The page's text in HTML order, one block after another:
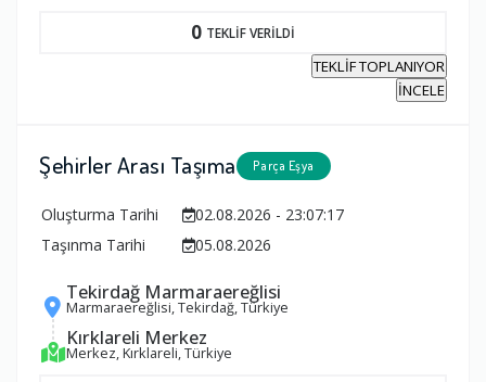
0 TEKLİF VERİLDİ
TEKLİF TOPLANIYOR
İNCELE
Şehirler Arası Taşıma Parça Eşya
Oluşturma Tarihi
02.08.2026 - 23:07:17
Taşınma Tarihi
05.08.2026
Tekirdağ Marmaraereğlisi
Marmaraereğlisi, Tekirdağ, Türkiye
Kırklareli Merkez
Merkez, Kırklareli, Türkiye